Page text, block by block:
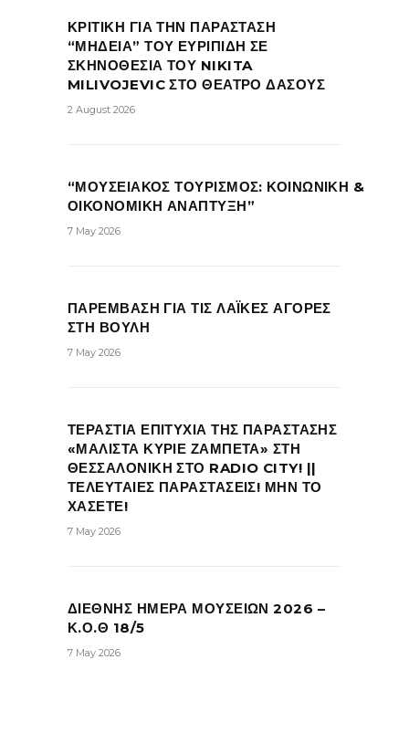
ΚΡΙΤΙΚΗ ΓΙΑ ΤΗΝ ΠΑΡΑΣΤΑΣΗ
“ΜΗΔΕΙΑ” ΤΟΥ ΕΥΡΙΠΙΔΗ ΣΕ
ΣΚΗΝΟΘΕΣΙΑ ΤΟΥ NIKITA
MILIVOJEVIC ΣΤΟ ΘΕΑΤΡΟ ΔΑΣΟΥΣ
2 August 2026
“ΜΟΥΣΕΙΑΚΟΣ ΤΟΥΡΙΣΜΟΣ: ΚΟΙΝΩΝΙΚΗ &
ΟΙΚΟΝΟΜΙΚΗ ΑΝΑΠΤΥΞΗ”
7 May 2026
ΠΑΡΕΜΒΑΣΗ ΓΙΑ ΤΙΣ ΛΑΪΚΕΣ ΑΓΟΡΕΣ
ΣΤΗ ΒΟΥΛΗ
7 May 2026
ΤΕΡΑΣΤΙΑ ΕΠΙΤΥΧΙΑ ΤΗΣ ΠΑΡΑΣΤΑΣΗΣ
«ΜΑΛΙΣΤΑ ΚΥΡΙΕ ΖΑΜΠΕΤΑ» ΣΤΗ
ΘΕΣΣΑΛΟΝΙΚΗ ΣΤΟ RADIO CITY! ||
ΤΕΛΕΥΤΑΙΕΣ ΠΑΡΑΣΤΑΣΕΙΣ! ΜΗΝ ΤΟ
ΧΑΣΕΤΕ!
7 May 2026
ΔΙΕΘΝΗΣ ΗΜΕΡΑ ΜΟΥΣΕΙΩΝ 2026 –
Κ.Ο.Θ 18/5
7 May 2026